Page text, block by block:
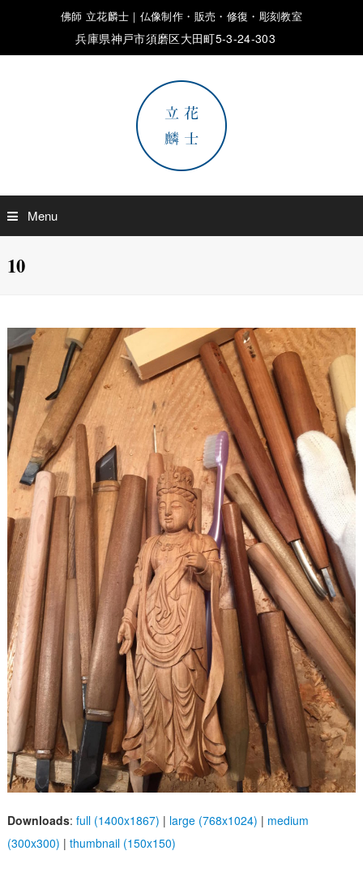
佛師 立花麟士｜仏像制作・販売・修復・彫刻教室
兵庫県神戸市須磨区大田町5-3-24-303
Menu
10
Downloads: full (1400x1867) | large (768x1024) | medium
(300x300) | thumbnail (150x150)